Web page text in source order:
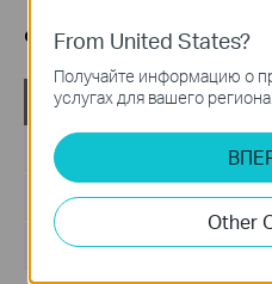
Файлы MIB
TL-SL3452_V2_MIB_140115
Дата публикации: 2014-01-
Язык:Английский
Размер файла:6.14 MB
From United States?
Получайте информацию о
услугах для вашего региона.
Other